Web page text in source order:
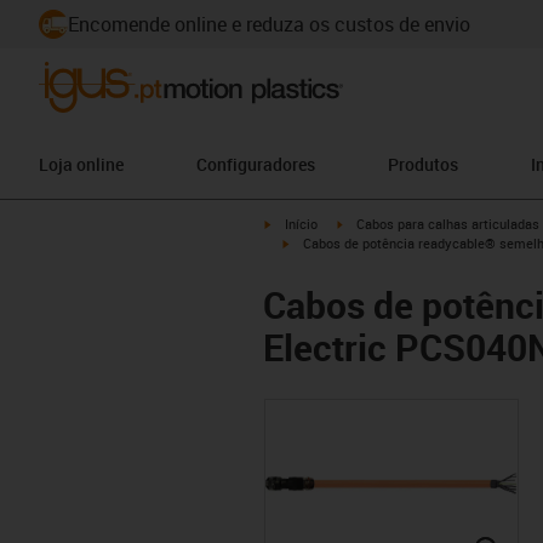
Encomende online e reduza os custos de envio
Loja online Configuradores Produtos
igus-icon-arrow-right
Início igus-icon-arrow-right
Cabos para calhas articuladas
igus-icon-arrow-right
Cabos de potência readycable®
Cabos de
Electric